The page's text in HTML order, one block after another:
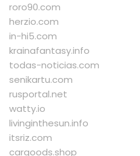
roro90.com
herzio.com
in-hi5.com
krainafantasy.info
todas-noticias.com
senikartu.com
rusportal.net
watty.io
livinginthesun.info
itsriz.com
cargoods.shop